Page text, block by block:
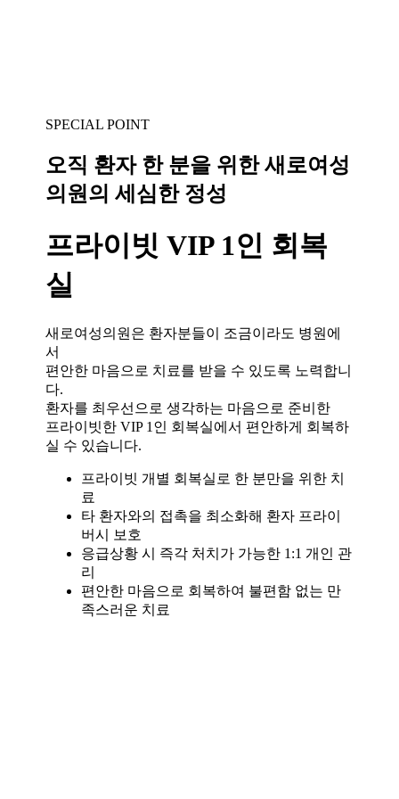
SPECIAL POINT
오직 환자 한 분을 위한 새로여성
의원의 세심한 정성
프라이빗 VIP 1인 회복
실
새로여성의원은 환자분들이 조금이라도 병원에
서
편안한 마음으로 치료를 받을 수 있도록 노력합니
다.
환자를 최우선으로 생각하는 마음으로 준비한
프라이빗한 VIP 1인 회복실에서 편안하게 회복하
실 수 있습니다.
프라이빗 개별 회복실로 한 분만을 위한 치
료
타 환자와의 접촉을 최소화해 환자 프라이
버시 보호
응급상황 시 즉각 처치가 가능한 1:1 개인 관
리
편안한 마음으로 회복하여 불편함 없는 만
족스러운 치료